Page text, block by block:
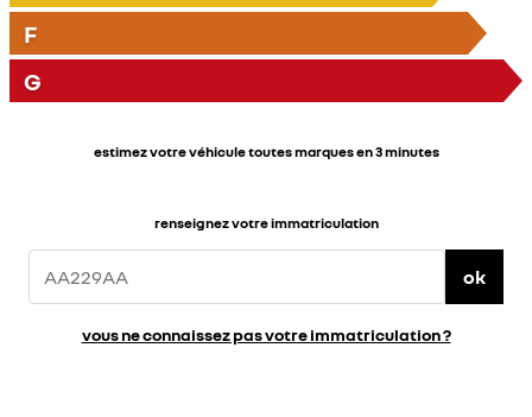
F
G
estimez votre véhicule toutes marques en 3 minutes
renseignez votre immatriculation
ok
vous ne connaissez pas votre immatriculation ?